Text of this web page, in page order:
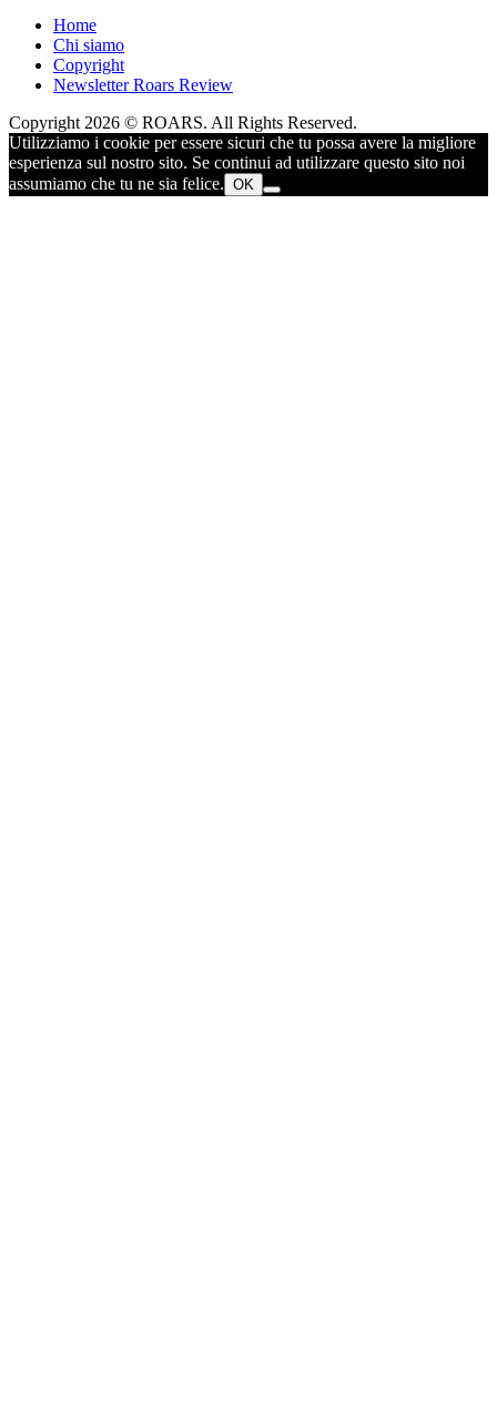
Home
Chi siamo
Copyright
Newsletter Roars Review
Copyright 2026 © ROARS. All Rights Reserved.
Utilizziamo i cookie per essere sicuri che tu possa avere la migliore
esperienza sul nostro sito. Se continui ad utilizzare questo sito noi
assumiamo che tu ne sia felice. OK